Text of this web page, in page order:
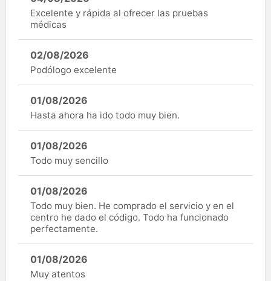
Excelente y rápida al ofrecer las pruebas
médicas
02/08/2026
Podólogo excelente
01/08/2026
Hasta ahora ha ido todo muy bien.
01/08/2026
Todo muy sencillo
01/08/2026
Todo muy bien. He comprado el servicio y en el
centro he dado el código. Todo ha funcionado
perfectamente.
01/08/2026
Muy atentos